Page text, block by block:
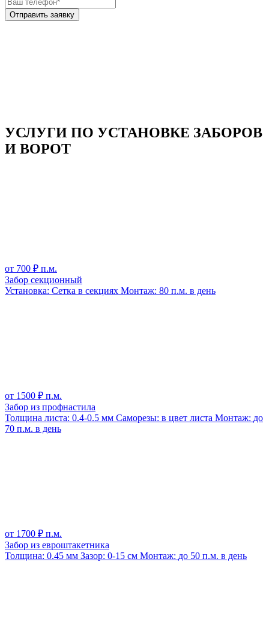
УСЛУГИ ПО УСТАНОВКЕ ЗАБОРОВ
И ВОРОТ
от 700 ₽ п.м.
Забор секционный
Установка: Сетка в секциях Монтаж: 80 п.м. в день
от 1500 ₽ п.м.
Забор из профнастила
Толщина листа: 0.4-0.5 мм Саморезы: в цвет листа Монтаж: до
70 п.м. в день
от 1700 ₽ п.м.
Забор из евроштакетника
Толщина: 0.45 мм Зазор: 0-15 см Монтаж: до 50 п.м. в день